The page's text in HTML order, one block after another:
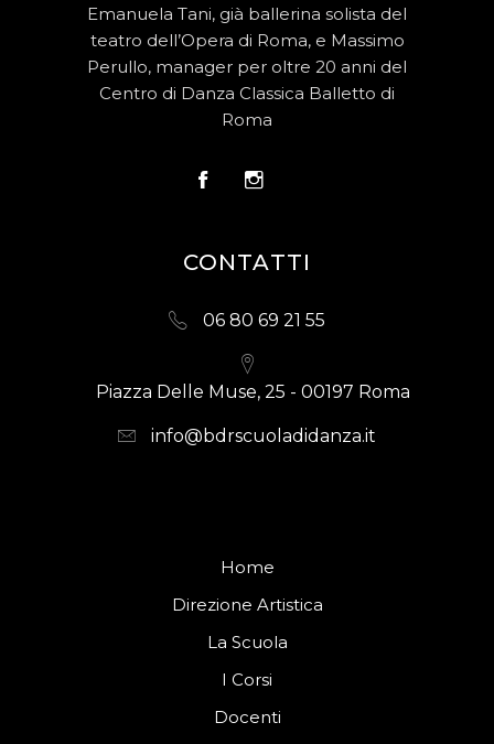
Emanuela Tani, già ballerina solista del
teatro dell’Opera di Roma, e Massimo
Perullo, manager per oltre 20 anni del
Centro di Danza Classica Balletto di
Roma
CONTATTI
06 80 69 21 55
Piazza Delle Muse, 25 - 00197 Roma
info@bdrscuoladidanza.it
Home
Direzione Artistica
La Scuola
I Corsi
Docenti